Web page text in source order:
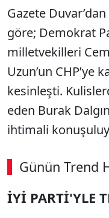
Gazete
göre; Demokrat
milletvekilleri
Uzun’un CHP’ye
kesinleşti.
eden Burak
ihtimali
Günün Trend
00:02 / 08:15
İYİ PARTİ'YLE